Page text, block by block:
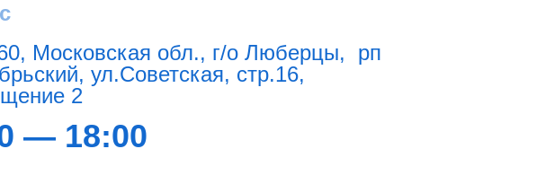
Московская обл., г/о Люберцы, рп
ул.Советская, стр.16,
2
— 18:00